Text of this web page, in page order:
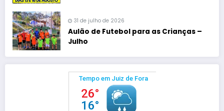
31 de julho de 2026
Aulão de Futebol para as Crianças –
Julho